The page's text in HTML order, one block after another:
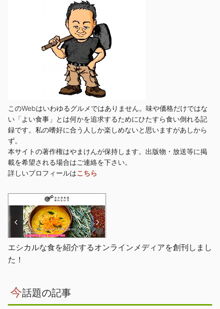
このWebはいわゆるグルメではありません。味や価格だけではな
い「よい食事」とは何かを追求するためにひたすら食い倒れる記
録です。私の嗜好に合う人しか楽しめないと思いますがあしから
ず。
本サイトの著作権はやまけんが保持します。出版物・放送等に掲
載を希望される場合はご連絡を下さい。
詳しいプロフィールはこちら
エシカルな食を紹介するオンラインメディアを創刊しまし
た！
今話題の記事